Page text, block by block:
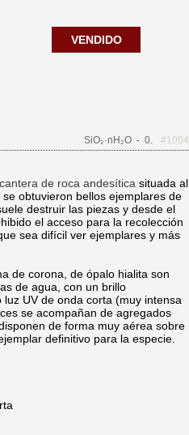
VENDIDO
SiO₂·nH₂O - 0.
#1004
cantera de roca andesítica situada al
obtuvieron bellos ejemplares de
destruir las piezas y desde el
el acceso para la recolección
sea difícil ver ejemplares y más
de corona, de ópalo hialita son
de agua, con un brillo
UV de onda corta (muy intensa
se acompañan de agregados
de forma muy aérea sobre
definitivo para la especie.